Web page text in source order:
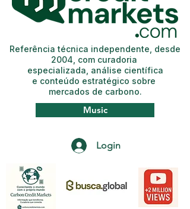
Login
Music
Referência técnica independente, desde
2004, com curadoria
especializada, análise científica
e conteúdo estratégico sobre
mercados de carbono.